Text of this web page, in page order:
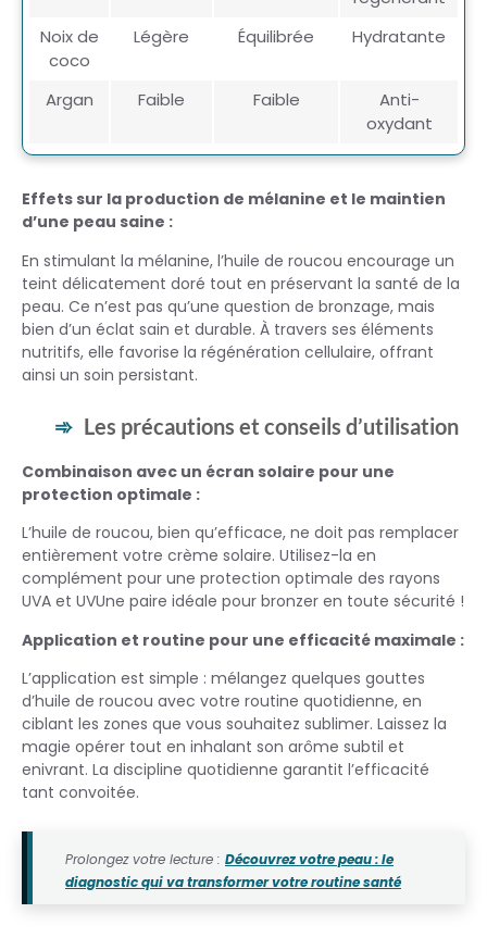
Noix de
coco
Légère Équilibrée Hydratante
Argan Faible Faible
Anti-
oxydant
Effets sur la production de mélanine et le maintien
d’une peau saine :
En stimulant la mélanine, l’huile de roucou encourage un
teint délicatement doré tout en préservant la santé de la
peau. Ce n’est pas qu’une question de bronzage, mais
bien d’un éclat sain et durable. À travers ses éléments
nutritifs, elle favorise la régénération cellulaire, offrant
ainsi un soin persistant.
Les précautions et conseils d’utilisation
Combinaison avec un écran solaire pour une
protection optimale :
L’huile de roucou, bien qu’efficace, ne doit pas remplacer
entièrement votre crème solaire. Utilisez-la en
complément pour une protection optimale des rayons
UVA et UVUne paire idéale pour bronzer en toute sécurité !
Application et routine pour une efficacité maximale :
L’application est simple : mélangez quelques gouttes
d’huile de roucou avec votre routine quotidienne, en
ciblant les zones que vous souhaitez sublimer. Laissez la
magie opérer tout en inhalant son arôme subtil et
enivrant. La discipline quotidienne garantit l’efficacité
tant convoitée.
Prolongez votre lecture : Découvrez votre peau : le
diagnostic qui va transformer votre routine santé